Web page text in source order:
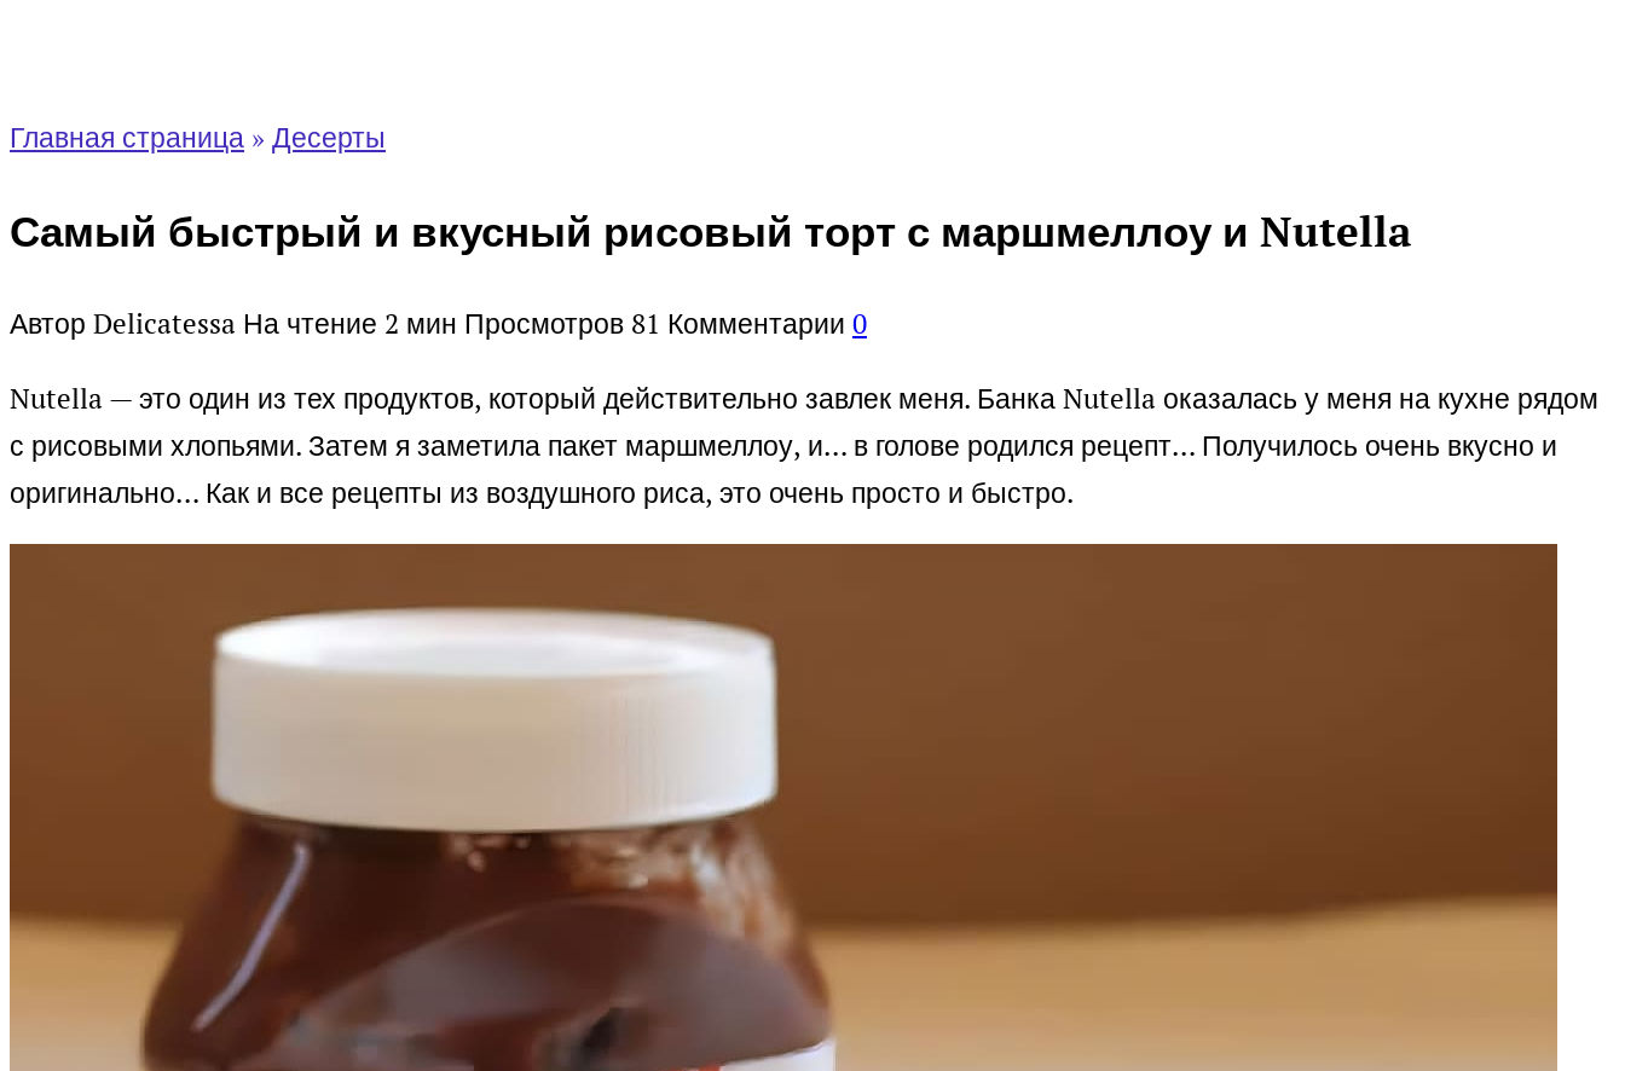
Главная страница » Десерты
Самый быстрый и вкусный рисовый торт с маршмеллоу и Nutella
Автор Delicatessa На чтение 2 мин Просмотров 81 Комментарии 0
Nutella — это один из тех продуктов, который действительно завлек меня. Банка Nutella оказалась у меня на кухне рядом
с рисовыми хлопьями. Затем я заметила пакет маршмеллоу, и… в голове родился рецепт… Получилось очень вкусно и
оригинально… Как и все рецепты из воздушного риса, это очень просто и быстро.